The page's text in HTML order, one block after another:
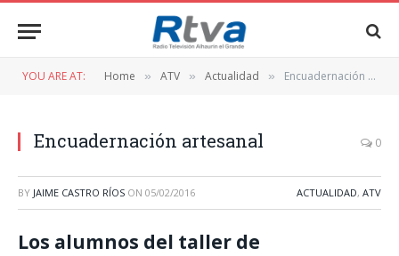
YOU ARE AT: Home » ATV » Actualidad » Encuadernación artesanal
Encuadernación artesanal 0
BY JAIME CASTRO RÍOS ON 05/02/2016 ACTUALIDAD, ATV
Los alumnos del taller de